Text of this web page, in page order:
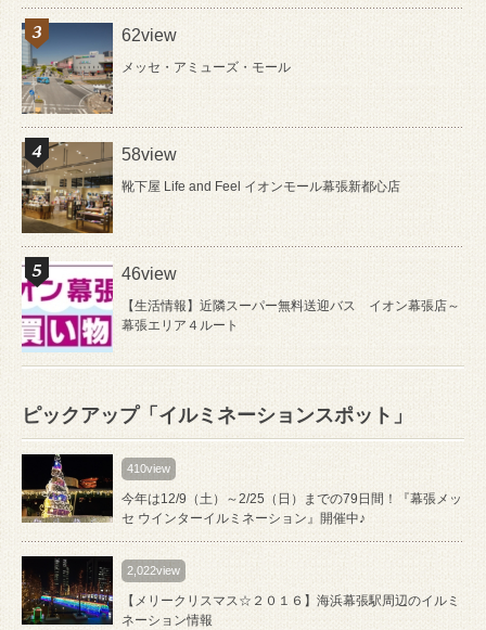
62view
メッセ・アミューズ・モール
58view
靴下屋 Life and Feel イオンモール幕張新都心店
46view
【生活情報】近隣スーパー無料送迎バス イオン幕張店～
幕張エリア４ルート
ピックアップ「イルミネーションスポット」
410view
今年は12/9（土）～2/25（日）までの79日間！『幕張メッ
セ ウインターイルミネーション』開催中♪
2,022view
【メリークリスマス☆２０１６】海浜幕張駅周辺のイルミ
ネーション情報